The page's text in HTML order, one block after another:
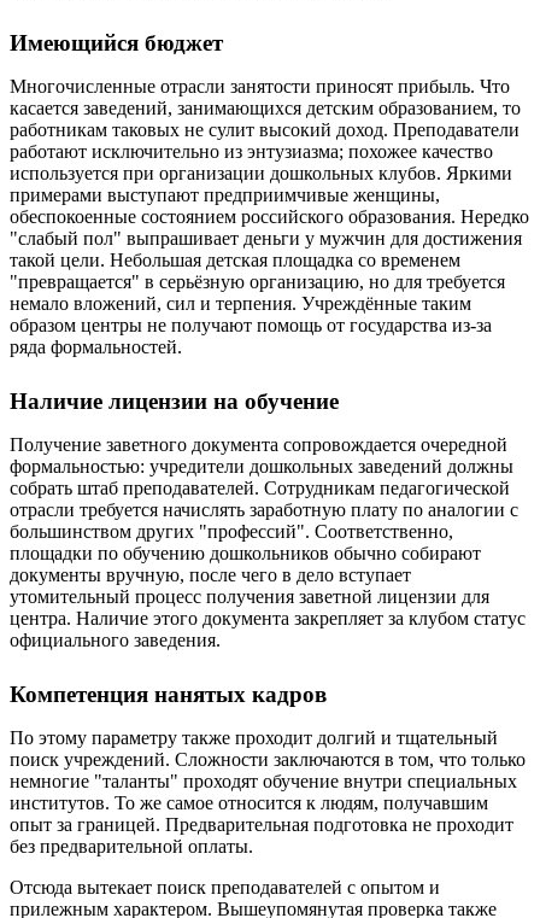
Имеющийся бюджет
Многочисленные отрасли занятости приносят прибыль. Что
касается заведений, занимающихся детским образованием, то
работникам таковых не сулит высокий доход. Преподаватели
работают исключительно из энтузиазма; похожее качество
используется при организации дошкольных клубов. Яркими
примерами выступают предприимчивые женщины,
обеспокоенные состоянием российского образования. Нередко
"слабый пол" выпрашивает деньги у мужчин для достижения
такой цели. Небольшая детская площадка со временем
"превращается" в серьёзную организацию, но для требуется
немало вложений, сил и терпения. Учреждённые таким
образом центры не получают помощь от государства из-за
ряда формальностей.
Наличие лицензии на обучение
Получение заветного документа сопровождается очередной
формальностью: учредители дошкольных заведений должны
собрать штаб преподавателей. Сотрудникам педагогической
отрасли требуется начислять заработную плату по аналогии с
большинством других "профессий". Соответственно,
площадки по обучению дошкольников обычно собирают
документы вручную, после чего в дело вступает
утомительный процесс получения заветной лицензии для
центра. Наличие этого документа закрепляет за клубом статус
официального заведения.
Компетенция нанятых кадров
По этому параметру также проходит долгий и тщательный
поиск учреждений. Сложности заключаются в том, что только
немногие "таланты" проходят обучение внутри специальных
институтов. То же самое относится к людям, получавшим
опыт за границей. Предварительная подготовка не проходит
без предварительной оплаты.
Отсюда вытекает поиск преподавателей с опытом и
прилежным характером. Вышеупомянутая проверка также